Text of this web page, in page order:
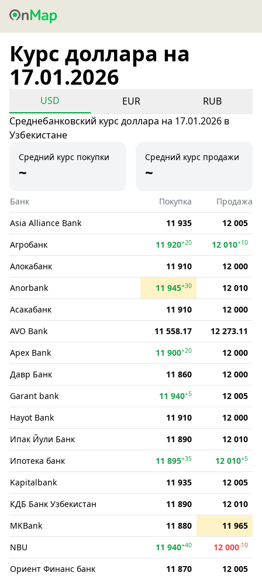
Курс доллара на
17.01.2026
USD EUR
RUB
Среднебанковский курс доллара на 17.01.2026 в
Узбекистане
Средний курс покупки
~
Средний курс продажи
~
Банк Покупка
Продажа
Asia Alliance Bank
11 935
12 005
Агробанк
11 920+20 12 010+10
Алокабанк 11 910
12 000
Anorbank
11 945+30
12 010
Асакабанк
11 910
12 000
AVO Bank
11 558.17
12 273.11
Apex Bank
11 900+20
12 000
Давр Банк
11 860
12 000
Garant bank
11 940+5
12 005
Hayot Bank
11 910
12 000
Ипак Йули Банк
11 890
12 010
Ипотека банк
11 895+35 12 010+5
Kapitalbank 11 935
12 005
КДБ Банк Узбекистан
11 890
12 010
MKBank
11 880
11 965
NBU
11 940+40 12 000-10
Ориент Финанс банк 11 870 12 005